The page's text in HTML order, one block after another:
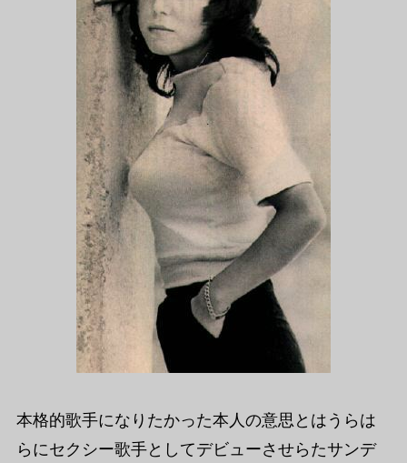
本格的歌手になりたかった本人の意思とはうらは
らにセクシー歌手としてデビューさせらたサンデ